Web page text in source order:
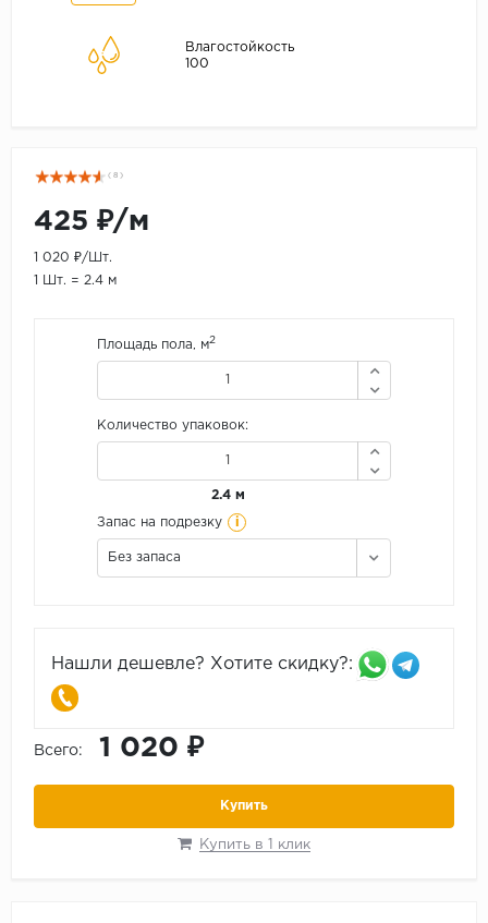
Влагостойкость
100
( 8 )
425 ₽/м
1 020 ₽/Шт.
1 Шт. = 2.4 м
Площадь пола, м2
Количество упаковок:
2.4 м
Запас на подрезку i
Без запаса
Нашли дешевле? Хотите скидку?:
Всего: 1 020 ₽
Купить
Купить в 1 клик